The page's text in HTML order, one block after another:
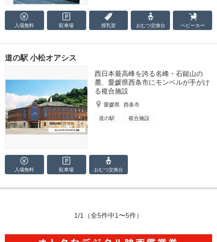
入場無料 駐車場 授乳室 おむつ交換台 ベビーカー
道の駅 小松オアシス
西日本最高峰を誇る名峰・石鎚山の
麓、愛媛県西条市にモンベルが手がけ
る複合施設
愛媛県 西条市
道の駅 複合施設
入場無料 駐車場 おむつ交換台
1/1 （全5件中1〜5件）